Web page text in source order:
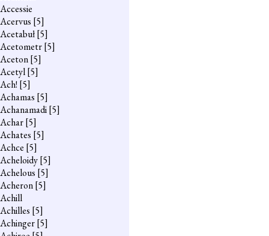
Accessie
Acervus [5]
Acetabuł[5]
Acetometr[5]
Aceton[5]
Acetyl[5]
Ach! [5]
Achamas [5]
Achanamadi[5]
Achar[5]
Achates [5]
Achce [5]
Acheloidy[5]
Achelous [5]
Acheron[5]
Achill
Achilles [5]
Achinger[5]